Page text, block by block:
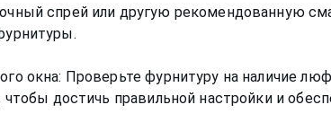
спрей или другую рекомендованную
окна: Проверьте фурнитуру на наличие
достичь правильной настройки и